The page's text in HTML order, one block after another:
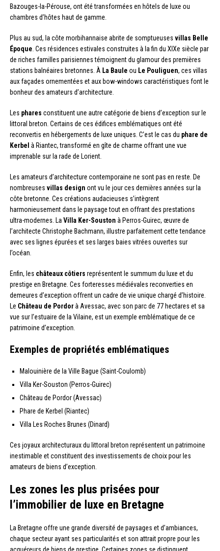
Bazouges-la-Pérouse, ont été transformées en hôtels de luxe ou
chambres d’hôtes haut de gamme.
Plus au sud, la côte morbihannaise abrite de somptueuses villas Belle
Époque . Ces résidences estivales construites à la fin du XIXe siècle par
de riches familles parisiennes témoignent du glamour des premières
stations balnéaires bretonnes. À La Baule ou Le Pouliguen, ces villas
aux façades ornementées et aux bow-windows caractéristiques font le
bonheur des amateurs d’architecture.
Les phares constituent une autre catégorie de biens d’exception sur le
littoral breton. Certains de ces édifices emblématiques ont été
reconvertis en hébergements de luxe uniques. C’est le cas du phare de
Kerbel à Riantec, transformé en gîte de charme offrant une vue
imprenable sur la rade de Lorient.
Les amateurs d’architecture contemporaine ne sont pas en reste. De
nombreuses villas design ont vu le jour ces dernières années sur la
côte bretonne. Ces créations audacieuses s’intègrent
harmonieusement dans le paysage tout en offrant des prestations
ultra-modernes. La Villa Ker-Souston à Perros-Guirec, œuvre de
l’architecte Christophe Bachmann, illustre parfaitement cette tendance
avec ses lignes épurées et ses larges baies vitrées ouvertes sur
l’océan.
Enfin, les châteaux côtiers représentent le summum du luxe et du
prestige en Bretagne. Ces forteresses médiévales reconverties en
demeures d’exception offrent un cadre de vie unique chargé d’histoire.
Le Château de Pordorà Avessac, avec son parc de 77 hectares et sa
vue sur l’estuaire de la Vilaine, est un exemple emblématique de ce
patrimoine d’exception.
Exemples de propriétés emblématiques
Malouinière de la Ville Bague (Saint-Coulomb)
Villa Ker-Souston (Perros-Guirec)
Château de Pordor (Avessac)
Phare de Kerbel (Riantec)
Villa Les Roches Brunes (Dinard)
Ces joyaux architecturaux du littoral breton représentent un patrimoine
inestimable et constituent des investissements de choix pour les
amateurs de biens d’exception.
Les zones les plus prisées pour
l’immobilier de luxe en Bretagne
La Bretagne offre une grande diversité de paysages et d’ambiances,
chaque secteur ayant ses particularités et son attrait propre pour les
acquéreurs de biens de prestige. Certaines zones se distinguent